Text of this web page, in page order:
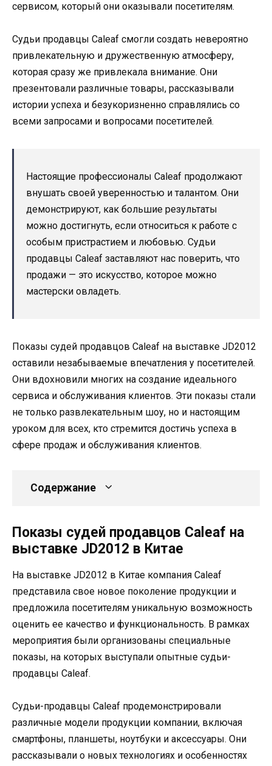
сервисом, который они оказывали посетителям.
Судьи продавцы Caleaf смогли создать невероятно
привлекательную и дружественную атмосферу,
которая сразу же привлекала внимание. Они
презентовали различные товары, рассказывали
истории успеха и безукоризненно справлялись со
всеми запросами и вопросами посетителей.
Настоящие профессионалы Caleaf продолжают
внушать своей уверенностью и талантом. Они
демонстрируют, как большие результаты
можно достигнуть, если относиться к работе с
особым пристрастием и любовью. Судьи
продавцы Caleaf заставляют нас поверить, что
продажи — это искусство, которое можно
мастерски овладеть.
Показы судей продавцов Caleaf на выставке JD2012
оставили незабываемые впечатления у посетителей.
Они вдохновили многих на создание идеального
сервиса и обслуживания клиентов. Эти показы стали
не только развлекательным шоу, но и настоящим
уроком для всех, кто стремится достичь успеха в
сфере продаж и обслуживания клиентов.
Содержание
Показы судей продавцов Caleaf на
выставке JD2012 в Китае
На выставке JD2012 в Китае компания Caleaf
представила свое новое поколение продукции и
предложила посетителям уникальную возможность
оценить ее качество и функциональность. В рамках
мероприятия были организованы специальные
показы, на которых выступали опытные судьи-
продавцы Caleaf.
Судьи-продавцы Caleaf продемонстрировали
различные модели продукции компании, включая
смартфоны, планшеты, ноутбуки и аксессуары. Они
рассказывали о новых технологиях и особенностях